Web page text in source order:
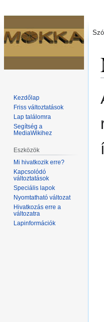
a
a
Kezdőlap
Friss változtatások
Lap találomra
Segítség a
MediaWikihez
Eszközök
Mi hivatkozik erre?
Kapcsolódó
változtatások
Speciális lapok
Nyomtatható változat
Hivatkozás erre a
változatra
Lapinformációk